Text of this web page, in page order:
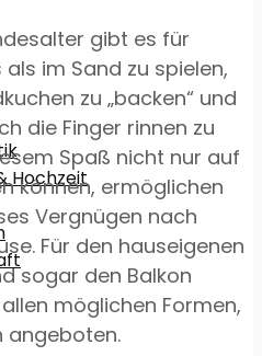
Hochzeit
gibt es für
im Sand zu spielen,
zu „backen“ und
die Finger rinnen zu
Spaß nicht nur auf
können, ermöglichen
Vergnügen nach
Für den hauseigenen
sogar den Balkon
möglichen Formen,
angeboten.